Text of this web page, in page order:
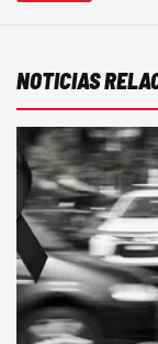
NOTICIAS